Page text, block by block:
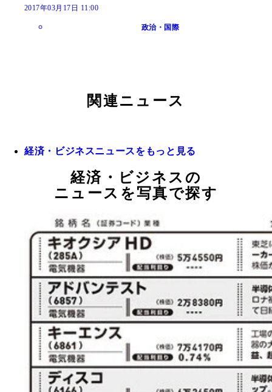
2017年03月17日 11:00
政治・国際
関連ニュース
経済・ビジネスニュースをもっと見る
経済・ビジネスの
ニュースを写真で探す